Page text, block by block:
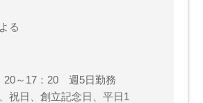
る
20～17：20 週5日勤務
祝日、創立記念日、平日1